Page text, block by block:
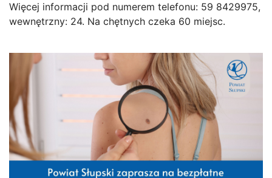
Więcej informacji pod numerem telefonu: 59 8429975,
wewnętrzny: 24. Na chętnych czeka 60 miejsc.